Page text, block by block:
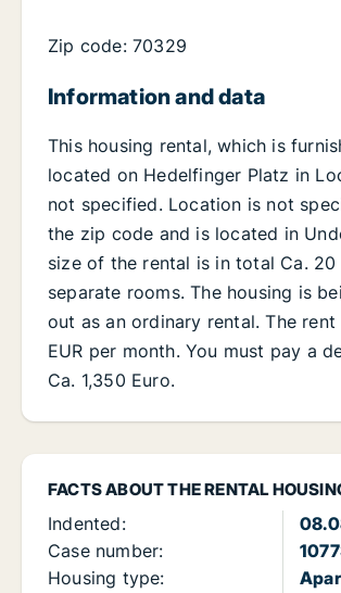
FACTS ABOUT THE RENTAL
Indented:
Case number:
Housing type:
Zip code: 70329
Information and data
This housing rental, which is
located on Hedelfinger Platz in
not specified. Location is not
the zip code and is located in
size of the rental is in total Ca. 20
separate rooms. The housing is
out as an ordinary rental. The rent
EUR per month. You must pay a
Ca. 1,350 Euro.